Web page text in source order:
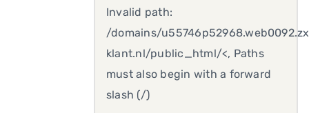
Invalid path:
/domains/
klant.nl/public_html/<, Paths
must also begin with a forward
slash (/)